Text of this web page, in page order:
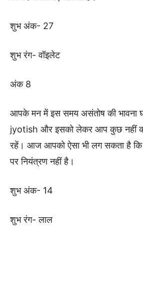
शुभ अंक- 27
शुभ रंग- वॉइलेट
अंक 8
आपके मन में इस समय असंतोष की भावना
jyotish और इसको लेकर आप कुछ नहीं
रहें। आज आपको ऐसा भी लग सकता है कि
पर नियंत्रण नहीं है।
शुभ अंक- 14
शुभ रंग- लाल